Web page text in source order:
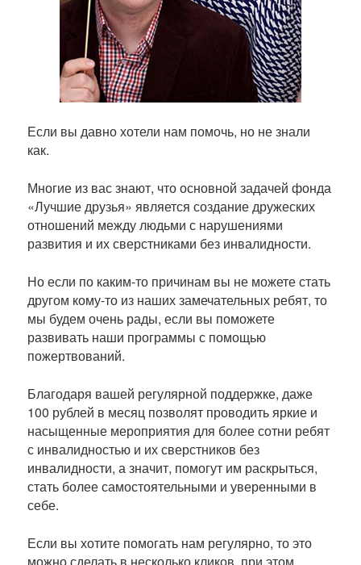
Если вы давно хотели нам помочь, но не знали
как.
Многие из вас знают, что основной задачей фонда
«Лучшие друзья» является создание дружеских
отношений между людьми с нарушениями
развития и их сверстниками без инвалидности.
Но если по каким-то причинам вы не можете стать
другом кому-то из наших замечательных ребят, то
мы будем очень рады, если вы поможете
развивать наши программы с помощью
пожертвований.
Благодаря вашей регулярной поддержке, даже
100 рублей в месяц позволят проводить яркие и
насыщенные мероприятия для более сотни ребят
с инвалидностью и их сверстников без
инвалидности, а значит, помогут им раскрыться,
стать более самостоятельными и уверенными в
себе.
Если вы хотите помогать нам регулярно, то это